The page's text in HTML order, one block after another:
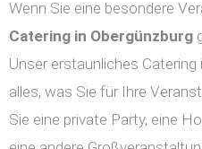
Wenn Sie eine besondere
Catering in Obergünzburg
Unser erstaunliches
alles, was Sie für Ihre
Sie eine private Party, eine